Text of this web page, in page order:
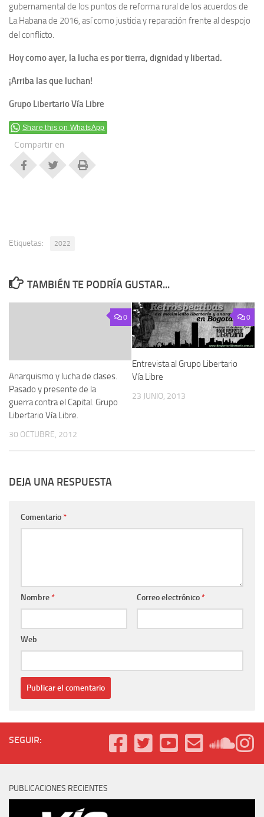
gubernamental de los puntos de reforma rural de los acuerdos de
La Habana de 2016, así como justicia y reparación frente al despojo
del conflicto.
Hoy como ayer, la lucha es por tierra, dignidad y libertad.
¡Arriba las que luchan!
Grupo Libertario Vía Libre
Share this on WhatsApp
Compartir en
Etiquetas: 2022
TAMBIÉN TE PODRÍA GUSTAR...
0
Anarquismo y lucha de clases.
Pasado y presente de la
guerra contra el Capital. Grupo
Libertario Vía Libre.
30 OCTUBRE, 2012
0
Entrevista al Grupo Libertario
Vía Libre
23 JUNIO, 2013
DEJA UNA RESPUESTA
Comentario*
Nombre* Correo electrónico*
Web
SEGUIR:
PUBLICACIONES RECIENTES